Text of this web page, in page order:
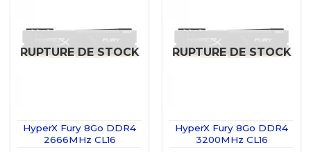
RUPTURE DE STOCK
HyperX Fury 8Go DDR4
2666MHz CL16
RUPTURE DE STOCK
HyperX Fury 8Go DDR4
3200MHz CL16